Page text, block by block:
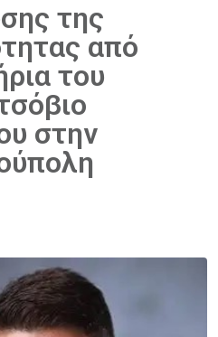
της
από
του
στην